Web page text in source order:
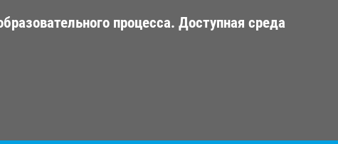
процесса. Доступная среда